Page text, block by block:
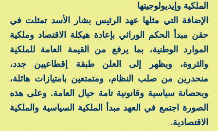
الملكية وإيديولوجيتها
الإضافة التي مثلها عهد الرئيس بشار الأسد تمثلت في
حقن مبدأ الحكم الوراثي بإعادة هيكلة الاقتصاد وملكية
الموارد الوطنية، بما يرفع من القيمة العامة للملكية
والثروة، ويظهر إلى العلن طبقة إقطاعيين جدد،
منحدرين من صلب النظام، ومتمتعين بامتيازات هائلة،
وبحصانة سياسية وقانونية تامة حيال العامة. وعلى هذه
الصورة اجتمع في العهد مبدأ الملكية السياسية والملكية
الاقتصادية.